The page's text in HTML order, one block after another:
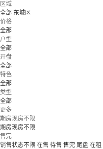
区域
全部 东城区
价格
全部
户型
全部
开盘
全部
特色
全部
类型
全部
更多
期房现房不限
期房现房不限
售完
销售状态不限 在售 待售 售完 尾盘 在租